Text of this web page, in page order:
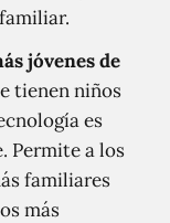
jóvenes de
tienen niños
es
Permite a los
familiares
más